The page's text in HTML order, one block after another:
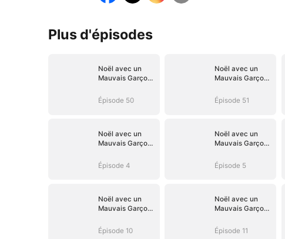
Plus d'épisodes
Noël avec un
Mauvais Garçon
Épisode 50
Noël avec un
Mauvais Garçon
Épisode 51
Noël avec un
Mauvais Garçon
Épisode 4
Noël avec un
Mauvais Garçon
Épisode 5
Noël avec un
Mauvais Garçon
Épisode 10
Noël avec un
Mauvais Garçon
Épisode 11